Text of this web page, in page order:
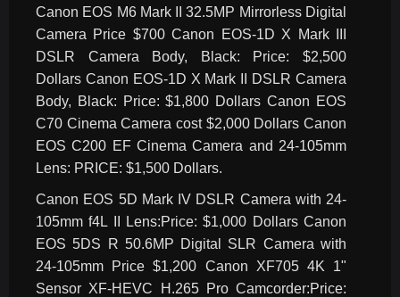
Canon EOS M6 Mark II 32.5MP Mirrorless Digital
Camera Price $700 Canon EOS-1D X Mark III
DSLR Camera Body, Black: Price: $2,500
Dollars Canon EOS-1D X Mark II DSLR Camera
Body, Black: Price: $1,800 Dollars Canon EOS
C70 Cinema Camera cost $2,000 Dollars Canon
EOS C200 EF Cinema Camera and 24-105mm
Lens: PRICE: $1,500 Dollars.
Canon EOS 5D Mark IV DSLR Camera with 24-
105mm f4L II Lens:Price: $1,000 Dollars Canon
EOS 5DS R 50.6MP Digital SLR Camera with
24-105mm Price $1,200 Canon XF705 4K 1"
Sensor XF-HEVC H.265 Pro Camcorder:Price: